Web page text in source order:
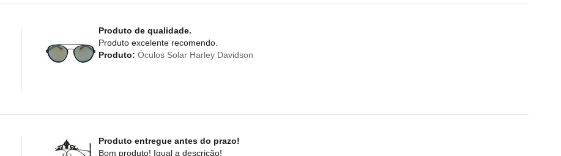
Produto de qualidade.
Produto excelente recomendo.
Produto: Óculos Solar Harley Davidson
Produto entregue antes do prazo!
Bom produto! Igual a descrição!